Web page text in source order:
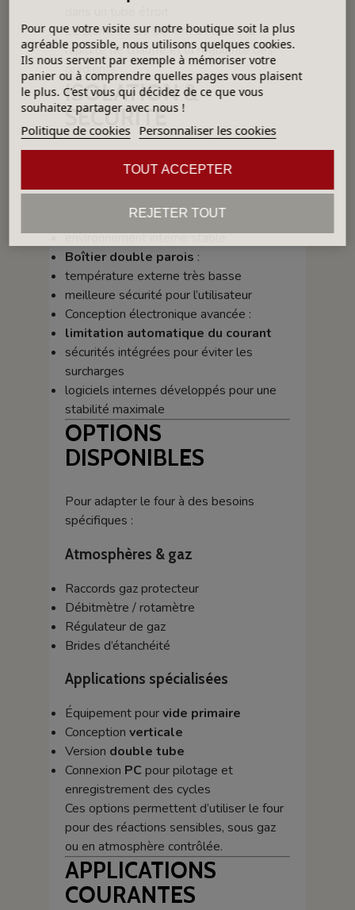
Le diamètre de 50 mm améliore la
rapidité de chauffe et la régularité des
gradients.
ISOLATION &
SÉCURITÉ
Isolation parfibres céramiques haute
forte résistance thermique
pertes de chaleur minimisées
environnement interne stable
Boîtier double parois :
température externe très basse
meilleure sécurité pour l’utilisateur
Conception électronique avancée :
limitation automatique du courant
sécurités intégrées pour éviter les
surcharges
logiciels internes développés pour une
stabilité maximale
OPTIONS
DISPONIBLES
Pour adapter le four à des besoins
spécifiques :
Atmosphères & gaz
Raccords gaz protecteur
Débitmètre / rotamètre
Régulateur de gaz
Brides d’étanchéité
Applications spécialisées
Équipement pourvide primaire
Conception verticale
Version double tube
Connexion PC pour pilotage et
enregistrement des cycles
Ces options permettent d’utiliser le four
pour des réactions sensibles, sous gaz
ou en atmosphère contrôlée.
APPLICATIONS
COURANTES
Pour que votre visite sur notre boutique soit la plus
agréable possible, nous utilisons quelques cookies.
Ils nous servent par exemple à mémoriser votre
panier ou à comprendre quelles pages vous plaisent
le plus. C'est vous qui décidez de ce que vous
souhaitez partager avec nous !
Politique de cookies Personnaliser les cookies
REJETER TOUT
TOUT ACCEPTER